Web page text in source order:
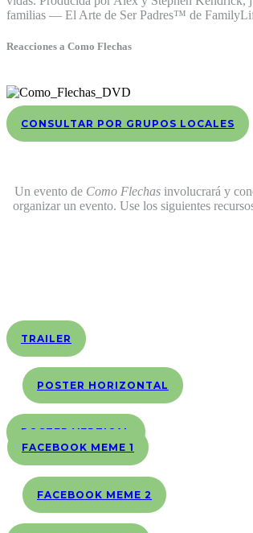
familias — El Arte de Ser Padres™ de
Reacciones a Como Flechas​
CONSULTAR POR GRUPOS LOCALES
Un evento de Como Flechasinvolucrará y
organizar un evento. Use los siguientes
TRAILER
POSTER HORIZONTAL
POSTER VERTICAL
FACEBOOK MEME 1
FACEBOOK MEME 2